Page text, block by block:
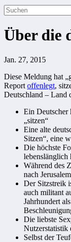
Über die
Jan. 27, 2015
Diese Meldung hat
Report offenlegt,
Deutschland – Land
Ein Deutscher
„sitzen“
Eine alte
Sitzen“, eine
Die höchste
lebenslänglich
Während des
nach
Der Sitzstreik
auch militant
Jahrhundert
Die liebste
Nutzerstatistik
Selbst der